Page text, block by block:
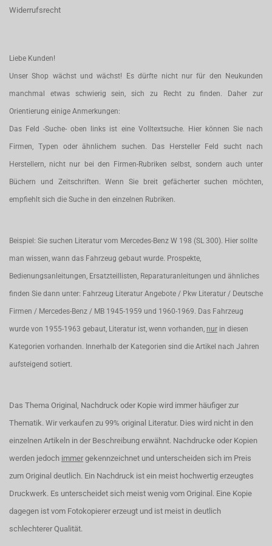
Widerrufsrecht
Liebe Kunden!
Unser Shop wächst und wächst! Es dürfte nicht nur für den Neukunden
manchmal etwas schwierig sein, sich zu Recht zu finden. Daher zur
Orientierung einige Anmerkungen:
Das Feld -Suche- oben links ist eine Volltextsuche. Hier können Sie nach
Firmen, Typen oder ähnlichem suchen. Das Hersteller Feld sucht nach
Herstellern, nicht nur bei den Firmen-Rubriken selbst, sondern auch unter
Büchern und Zeitschriften. Wenn Sie breit gefächerter suchen möchten,
empfiehlt sich die Suche in den einzelnen Rubriken.
Beispiel: Sie suchen Literatur vom Mercedes-Benz W 198 (SL 300). Hier sollte
man wissen, wann das Fahrzeug gebaut wurde. Prospekte,
Bedienungsanleitungen, Ersatzteillisten, Reparaturanleitungen und ähnliches
finden Sie dann unter: Fahrzeug Literatur Angebote / Pkw Literatur / Deutsche
Firmen / Mercedes-Benz / MB 1945-1959 und 1960-1969. Das Fahrzeug
wurde von 1955-1963 gebaut, Literatur ist, wenn vorhanden, nur in diesen
Kategorien vorhanden. Innerhalb der Kategorien sind die Artikel nach Jahren
aufsteigend sotiert.
Das Thema Original, Nachdruck oder Kopie wird immer häufiger zur
Thematik. Wir verkaufen zu 99% original Literatur. Dies wird nicht in den
einzelnen Artikeln in der Beschreibung erwähnt. Nachdrucke oder Kopien
werden jedoch immer gekennzeichnet und unterscheiden sich im Preis
zum Original deutlich. Ein Nachdruck ist ein meist hochwertig erzeugtes
Druckwerk. Es unterscheidet sich meist wenig vom Original. Eine Kopie
dagegen ist vom Fotokopierer erzeugt und ist meist in deutlich
schlechterer Qualität.